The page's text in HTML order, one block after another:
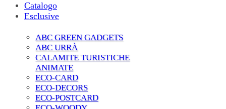
Catalogo
Esclusive
ABC GREEN GADGETS
ABC URRÀ
CALAMITE TURISTICHE
ANIMATE
ECO-CARD
ECO-DECORS
ECO-POSTCARD